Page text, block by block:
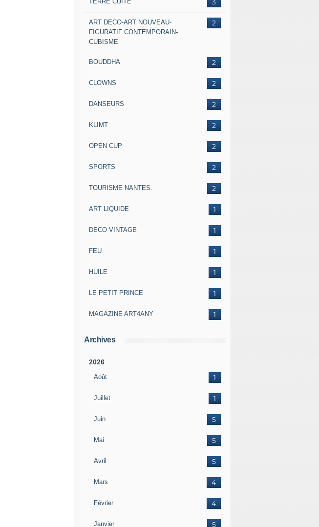
2
ART DECO-ART NOUVEAU-
FIGURATIF CONTEMPORAIN-
CUBISME
2
BOUDDHA
2
CLOWNS
2
DANSEURS
2
KLIMT
2
OPEN CUP
2
SPORTS
2
TOURISME NANTES.
1
ART LIQUIDE
1
DECO VINTAGE
1
FEU
1
HUILE
1
LE PETIT PRINCE
1
MAGAZINE ART4ANY
Archives
2026
Août 1
Juillet 1
Juin 5
Mai 5
Avril 5
Mars 4
Février 4
Janvier 5